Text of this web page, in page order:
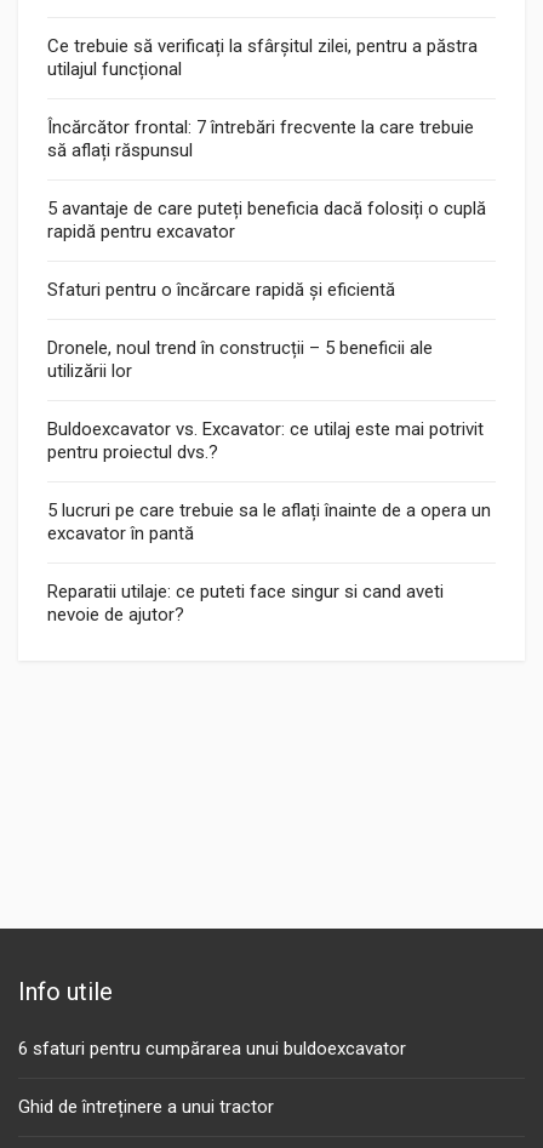
Ce trebuie să verificați la sfârșitul zilei, pentru a păstra
utilajul funcțional
Încărcător frontal: 7 întrebări frecvente la care trebuie
să aflați răspunsul
5 avantaje de care puteți beneficia dacă folosiți o cuplă
rapidă pentru excavator
Sfaturi pentru o încărcare rapidă și eficientă
Dronele, noul trend în construcții – 5 beneficii ale
utilizării lor
Buldoexcavator vs. Excavator: ce utilaj este mai potrivit
pentru proiectul dvs.?
5 lucruri pe care trebuie sa le aflați înainte de a opera un
excavator în pantă
Reparatii utilaje: ce puteti face singur si cand aveti
nevoie de ajutor?
Info utile
6 sfaturi pentru cumpărarea unui buldoexcavator
Ghid de întreținere a unui tractor